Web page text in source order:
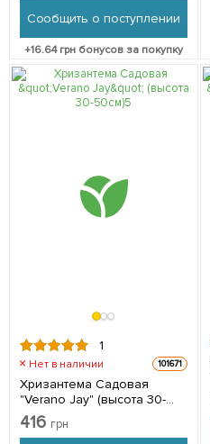
Сообщить о поступлении
+16.64грн бонусов за покупку
1
Нет в наличии 101671
Хризантема Садовая
"Verano Jay" (высота 30-
50см) 1 саженец в
упаковке
416 грн